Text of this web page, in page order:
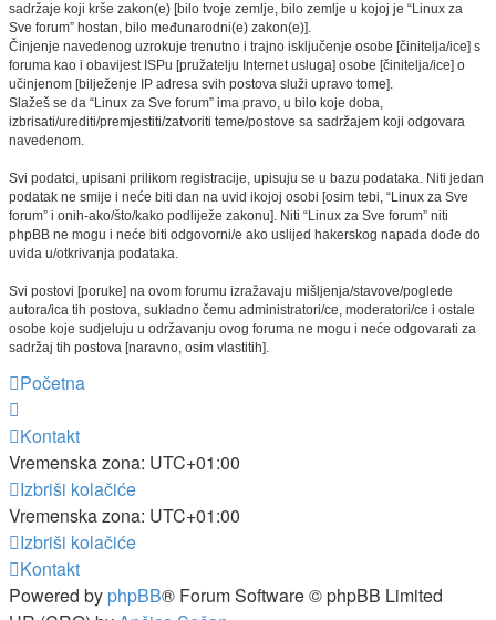
sadržaje koji krše zakon(e) [bilo tvoje zemlje, bilo zemlje u kojoj je “Linux za
Sve forum” hostan, bilo međunarodni(e) zakon(e)].
Činjenje navedenog uzrokuje trenutno i trajno isključenje osobe [činitelja/ice] s
foruma kao i obavijest ISPu [pružatelju Internet usluga] osobe [činitelja/ice] o
učinjenom [bilježenje IP adresa svih postova služi upravo tome].
Slažeš se da “Linux za Sve forum” ima pravo, u bilo koje doba,
izbrisati/urediti/premjestiti/zatvoriti teme/postove sa sadržajem koji odgovara
navedenom.
Svi podatci, upisani prilikom registracije, upisuju se u bazu podataka. Niti jedan
podatak ne smije i neće biti dan na uvid ikojoj osobi [osim tebi, “Linux za Sve
forum” i onih-ako/što/kako podliježe zakonu]. Niti “Linux za Sve forum” niti
phpBB ne mogu i neće biti odgovorni/e ako uslijed hakerskog napada dođe do
uvida u/otkrivanja podataka.
Svi postovi [poruke] na ovom forumu izražavaju mišljenja/stavove/poglede
autora/ica tih postova, sukladno čemu administratori/ce, moderatori/ce i ostale
osobe koje sudjeluju u održavanju ovog foruma ne mogu i neće odgovarati za
sadržaj tih postova [naravno, osim vlastitih].
Početna
Kontakt
Vremenska zona: UTC+01:00
Izbriši kolačiće
Vremenska zona: UTC+01:00
Izbriši kolačiće
Kontakt
Powered by phpBB® Forum Software © phpBB Limited